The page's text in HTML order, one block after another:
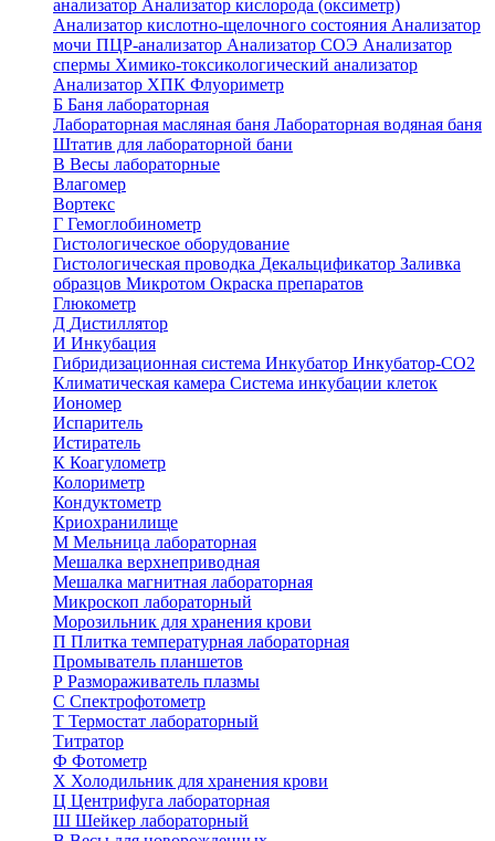
анализатор Анализатор кислорода (оксиметр)
Анализатор кислотно-щелочного состояния Анализатор
мочи ПЦР-анализатор Анализатор СОЭ Анализатор
спермы Химико-токсикологический анализатор
Анализатор ХПК Флуориметр
Б Баня лабораторная
Лабораторная масляная баня Лабораторная водяная баня
Штатив для лабораторной бани
В Весы лабораторные
Влагомер
Вортекс
Г Гемоглобинометр
Гистологическое оборудование
Гистологическая проводка Декальцификатор Заливка
образцов Микротом Окраска препаратов
Глюкометр
Д Дистиллятор
И Инкубация
Гибридизационная система Инкубатор Инкубатор-СО2
Климатическая камера Система инкубации клеток
Иономер
Испаритель
Истиратель
К Коагулометр
Колориметр
Кондуктометр
Криохранилище
М Мельница лабораторная
Мешалка верхнеприводная
Мешалка магнитная лабораторная
Микроскоп лабораторный
Морозильник для хранения крови
П Плитка температурная лабораторная
Промыватель планшетов
Р Размораживатель плазмы
С Спектрофотометр
Т Термостат лабораторный
Титратор
Ф Фотометр
Х Холодильник для хранения крови
Ц Центрифуга лабораторная
Ш Шейкер лабораторный